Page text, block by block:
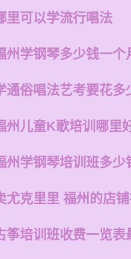
里可以学流行唱法
州学钢琴多少钱一个
通俗唱法艺考要花多
州儿童K歌培训哪里
州学钢琴培训班多少
尤克里里 福州的店
筝培训班收费一览表